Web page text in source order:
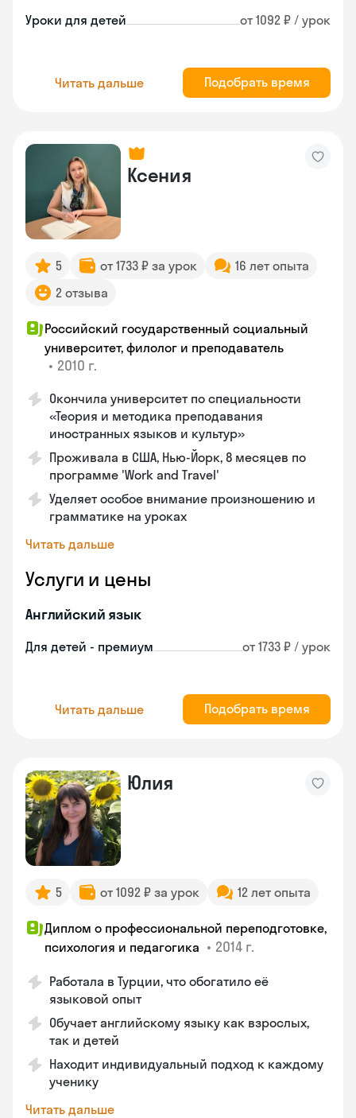
Уроки для детей от 1092 ₽ / урок
Читать дальше Подобрать время
Ксения
5 от 1733 ₽ за урок
16 лет опыта
2 отзыва
Российский государственный социальный
университет, филолог и преподаватель
• 2010 г.
Окончила университет по специальности
«Теория и методика преподавания
иностранных языков и культур»
Проживала в США, Нью-Йорк, 8 месяцев по
программе 'Work and Travel'
Уделяет особое внимание произношению и
грамматике на уроках
Читать дальше
Услуги и цены
Английский язык
Для детей - премиум от 1733 ₽ / урок
Читать дальше Подобрать время
Юлия
5 от 1092 ₽ за урок 12 лет опыта
Диплом о профессиональной переподготовке,
психология и педагогика • 2014 г.
Работала в Турции, что обогатило её
языковой опыт
Обучает английскому языку как взрослых,
так и детей
Находит индивидуальный подход к каждому
ученику
Читать дальше